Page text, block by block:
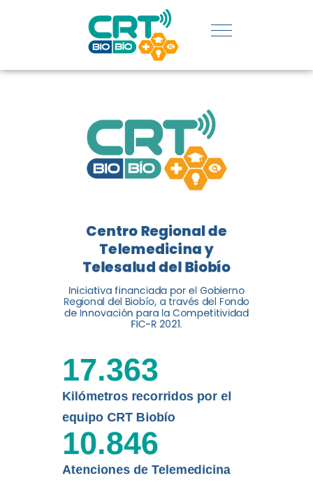
REGIÓN:
CONOCE
LOGROS
DE CRT
BIOBÍO
El Centro Regional de
Telemedicina y Telesalud del
Biobío presenta el balance de
tres años acercando la salud
digital a los habitantes...
Leer más
Centro Regional de
Telemedicina y
Telesalud del Biobío
Iniciativa financiada por el Gobierno
Regional del Biobío, a través del Fondo
de Innovación para la Competitividad
FIC-R 2021.
Kilómetros recorridos por el
equipo CRT Biobío
17.363
Atenciones de Telemedicina
10.846